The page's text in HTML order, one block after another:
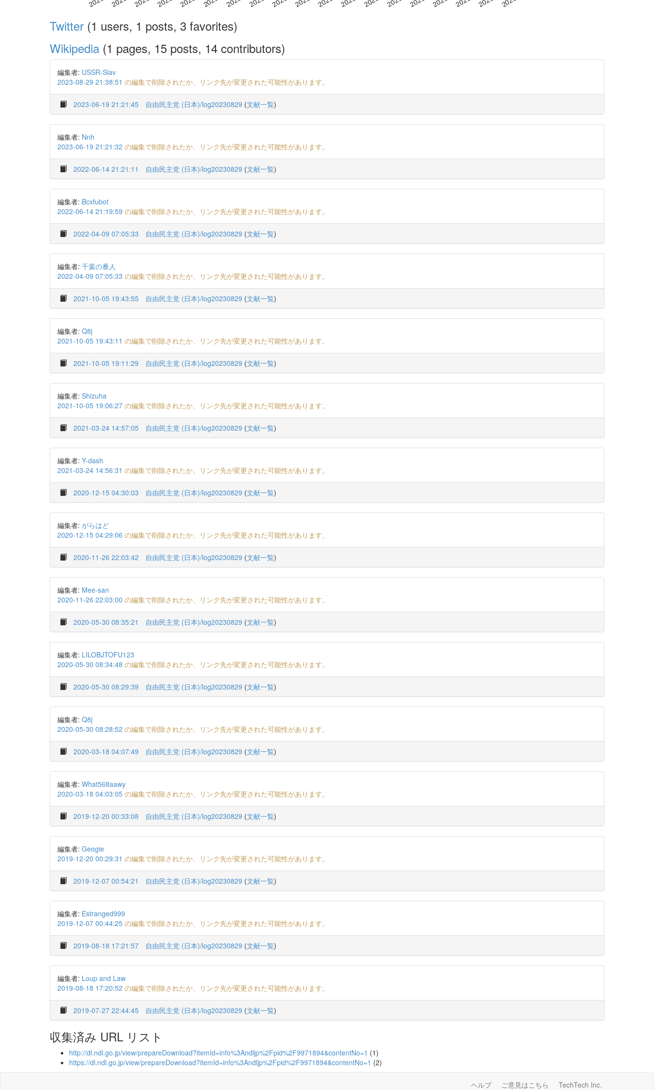
Twitter (1 users, 1 posts, 3 favorites)
Wikipedia (1 pages, 15 posts, 14 contributors)
編集者: USSR-Slav
2023-08-29 21:38:51 の編集で削除されたか、リンク先が変更された可能性があります。
2023-06-19 21:21:45 自由民主党 (日本)/log20230829 (文献一覧)
編集者: Nnh
2023-06-19 21:21:32 の編集で削除されたか、リンク先が変更された可能性があります。
2022-06-14 21:21:11 自由民主党 (日本)/log20230829 (文献一覧)
編集者: Bcxfubot
2022-06-14 21:19:59 の編集で削除されたか、リンク先が変更された可能性があります。
2022-04-09 07:05:33 自由民主党 (日本)/log20230829 (文献一覧)
編集者: 千葉の番人
2022-04-09 07:05:33 の編集で削除されたか、リンク先が変更された可能性があります。
2021-10-05 19:43:55 自由民主党 (日本)/log20230829 (文献一覧)
編集者: Q8j
2021-10-05 19:43:11 の編集で削除されたか、リンク先が変更された可能性があります。
2021-10-05 19:11:29 自由民主党 (日本)/log20230829 (文献一覧)
編集者: Shizuha
2021-10-05 19:06:27 の編集で削除されたか、リンク先が変更された可能性があります。
2021-03-24 14:57:05 自由民主党 (日本)/log20230829 (文献一覧)
編集者: Y-dash
2021-03-24 14:56:31 の編集で削除されたか、リンク先が変更された可能性があります。
2020-12-15 04:30:03 自由民主党 (日本)/log20230829 (文献一覧)
編集者: がらはど
2020-12-15 04:29:06 の編集で削除されたか、リンク先が変更された可能性があります。
2020-11-26 22:03:42 自由民主党 (日本)/log20230829 (文献一覧)
編集者: Mee-san
2020-11-26 22:03:00 の編集で削除されたか、リンク先が変更された可能性があります。
2020-05-30 08:35:21 自由民主党 (日本)/log20230829 (文献一覧)
編集者: LILOBJTOFU123
2020-05-30 08:34:48 の編集で削除されたか、リンク先が変更された可能性があります。
2020-05-30 08:29:39 自由民主党 (日本)/log20230829 (文献一覧)
編集者: Q8j
2020-05-30 08:28:52 の編集で削除されたか、リンク先が変更された可能性があります。
2020-03-18 04:07:49 自由民主党 (日本)/log20230829 (文献一覧)
編集者: What568aawy
2020-03-18 04:03:05 の編集で削除されたか、リンク先が変更された可能性があります。
2019-12-20 00:33:08 自由民主党 (日本)/log20230829 (文献一覧)
編集者: Geogie
2019-12-20 00:29:31 の編集で削除されたか、リンク先が変更された可能性があります。
2019-12-07 00:54:21 自由民主党 (日本)/log20230829 (文献一覧)
編集者: Estranged999
2019-12-07 00:44:25 の編集で削除されたか、リンク先が変更された可能性があります。
2019-08-18 17:21:57 自由民主党 (日本)/log20230829 (文献一覧)
編集者: Loup and Law
2019-08-18 17:20:52 の編集で削除されたか、リンク先が変更された可能性があります。
2019-07-27 22:44:45 自由民主党 (日本)/log20230829 (文献一覧)
収集済み URL リスト
http://dl.ndl.go.jp/view/prepareDownload?itemId=info%3Andljp%2Fpid%2F9971894&contentNo=1 (1)
https://dl.ndl.go.jp/view/prepareDownload?itemId=info%3Andljp%2Fpid%2F9971894&contentNo=1 (2)
ヘルプ ご意見はこちら TechTech Inc.